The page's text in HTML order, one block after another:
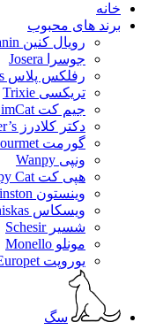
خانه
برند های محبوب
رویال کنین Royal Canin
جوسرا Josera
رفلکس پلاس Reflex Plus
تریکسی Trixie
جیم کت GimCat
دکتر کلادرز Dr.Clauder’s
گورمت Gourmet
ونپی Wanpy
هپی کت Happy Cat
وینستون Winston
ویسکاس Whiskas
شسیر Schesir
مونلو Monello
یوروپت Europet
سگ